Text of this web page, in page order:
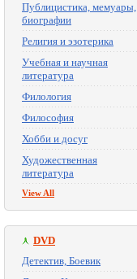
Публицистика, мемуары,
биографии
Религия и эзотерика
Учебная и научная
литература
Филология
Философия
Хобби и досуг
Художественная
литература
View All
DVD
Детектив, Боевик